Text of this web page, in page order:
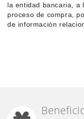
la entidad bancaria, a
proceso de compra,
de información